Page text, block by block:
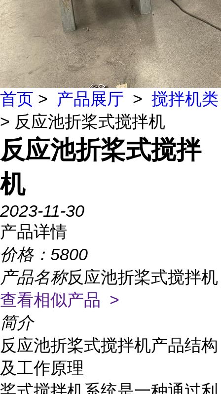
首页 > 产品展厅 > 搅拌机类
> 反应池折桨式搅拌机
反应池折桨式搅拌
机
2023-11-30
产品详情
价格： 5800
产品名称反应池折桨式搅拌机
查看相似产品 >
简介
反应池折桨式搅拌机产品结构
及工作原理